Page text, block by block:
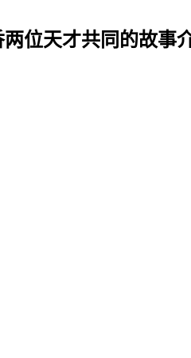
位天才共同的故事